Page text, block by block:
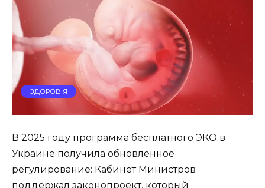
ЗДОРОВ'Я
В 2025 году программа бесплатного ЭКО в
Украине получила обновленное
регулирование: Кабинет Министров
поддержал законопроект, который